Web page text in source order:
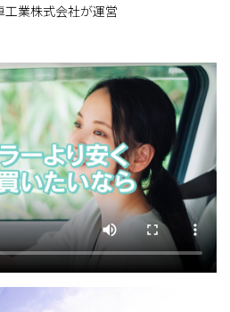
工業株式会社が運営